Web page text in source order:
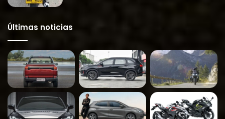
Últimas noticias